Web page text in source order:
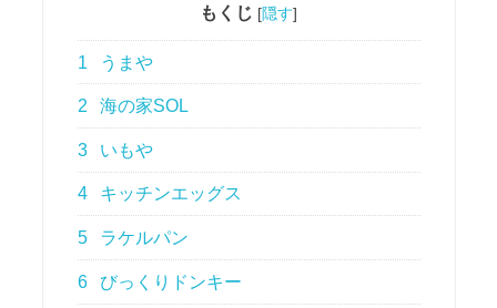
もくじ [隠す]
1 うまや
2 海の家SOL
3 いもや
4 キッチンエッグス
5 ラケルパン
6 びっくりドンキー